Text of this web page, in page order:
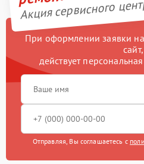
Акция сервисного
При оформлении заявки
сайт,
действует
Отправляя, Вы соглашаетесь с